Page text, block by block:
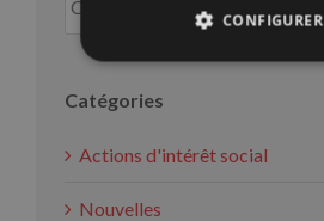
Catégories
Actions d'intérêt social
Nouvelles
CONFIGURER